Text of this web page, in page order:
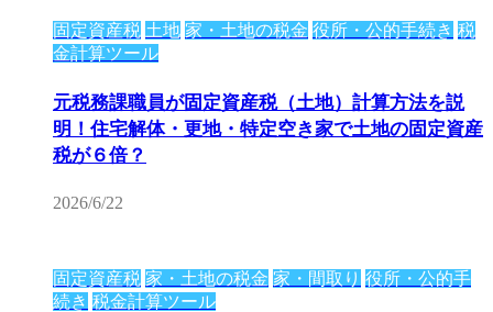
固定資産税 土地 家・土地の税金 役所・公的手続き 税
金計算ツール
元税務課職員が固定資産税（土地）計算方法を説
明！住宅解体・更地・特定空き家で土地の固定資産
税が６倍？
2026/6/22
固定資産税 家・土地の税金 家・間取り 役所・公的手
続き 税金計算ツール